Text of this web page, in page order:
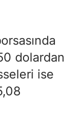
dolardan
ise